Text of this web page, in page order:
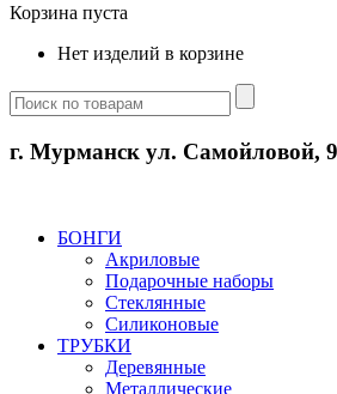
Корзина пуста
Нет изделий в корзине
г. Мурманск ул. Самойловой, 9
БОНГИ
Акриловые
Подарочные наборы
Стеклянные
Силиконовые
ТРУБКИ
Деревянные
Металлические